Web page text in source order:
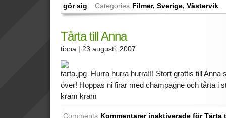
gör sig
Categories Filmer,Sverige,Västervik
Tårta till Anna
tinna | 23 augusti, 2007
Hurra hurra hurra!!! Stort grattis till Anna
över! Hoppas ni firar med champagne och tårta i
kram kram
Comments Kommentarer inaktiverade för Tårta